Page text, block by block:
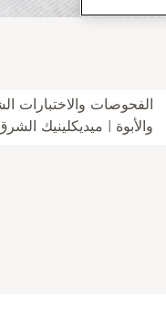
الفحوصات والاختبارات
والأبوة | ميديكلينيك